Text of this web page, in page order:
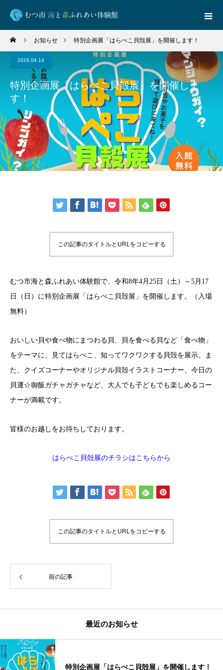
お知らせ 特別企画展「はらぺこ貝殻展」を開催します！
2026.04.14
特別企画展「はらぺこ貝殻展」を開催しま
す！
この記事のタイトルとURLをコピーする
むつ市海と森ふれあい体験館で、令和8年4月25日（土）～5月17
日（日）に特別企画展「はらぺこ貝殻展」を開催します。（入場
無料）
おいしい貝や食べ物にまつわる貝、貝を食べる貝など「食べ物」
をテーマに、見てはらぺこ、知ってワクワクする貝殻を展示。ま
た、クイズコーナーやオリジナル貝殻イラストコーナー、今日の
貝運☆御飯ガチャガチャなど、大人でも子どもでも楽しめるコー
ナーが満載です。
皆様のお越しをお待ちしております。
はらぺこ貝殻展のチラシはこちらから
この記事のタイトルとURLをコピーする
前の記事
最近のお知らせ
特別企画展「はらぺこ貝殻展」を開催します！